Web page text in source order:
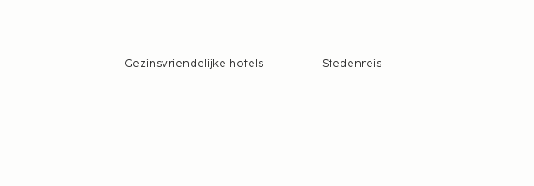
Gezinsvriendelijke hotels
Stedenreis